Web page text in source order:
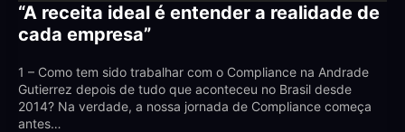
“A receita ideal é entender a realidade de
cada empresa”
1 – Como tem sido trabalhar com o Compliance na Andrade
Gutierrez depois de tudo que aconteceu no Brasil desde
2014? Na verdade, a nossa jornada de Compliance começa
antes…